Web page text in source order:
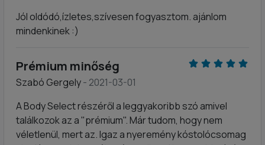
Jól oldódó,ízletes,szívesen fogyasztom. ajánlom
mindenkinek :)
Prémium minőség
Szabó Gergely- 2021-03-01
A Body Select részéről a leggyakoribb szó amivel
találkozok az a "prémium". Már tudom, hogy nem
véletlenül, mert az. Igaz a nyeremény kóstolócsomag